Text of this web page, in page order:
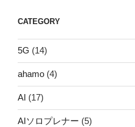
CATEGORY
5G (14)
ahamo (4)
AI (17)
AIソロプレナー (5)